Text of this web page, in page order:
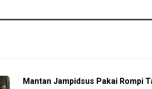
Mantan Jampidsus Pakai Rompi